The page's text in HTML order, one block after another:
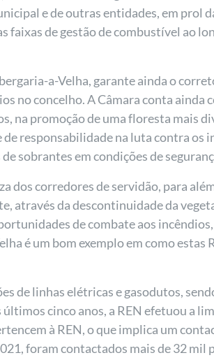
e de outras entidades, em prol
faixas de gestão de combustível ao
a-Velha, garante ainda o
no concelho. A Câmara conta ainda
na promoção de uma floresta mais
responsabilidade na luta contra os
sobrantes em condições de
dos corredores de servidão, para
através da descontinuidade da
de combate aos
é um bom exemplo em como estas
de linhas elétricas e gasodutos,
cinco anos, a REN efetuou a
à REN, o que implica um
foram contactados mais de 32 mil